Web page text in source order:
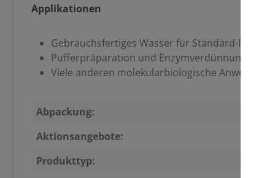
Applikationen
Gebrauchsfertiges Wasser für Standard-PCR
Pufferpräparation und Enzymverdünnungen
Viele anderen molekularbiologische
Abpackung:
Aktionsangebote:
Produkttyp: